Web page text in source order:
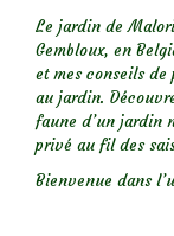
Le jardin de
Gembloux, en
et mes conseils de
au jardin.
faune d’un jardin
privé au fil des
Bienvenue dans